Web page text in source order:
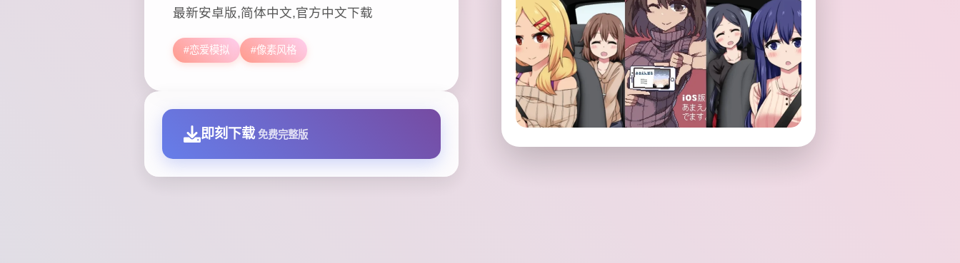
最新安卓版,简体中文,官方中文下载
#恋爱模拟 #像素风格
即刻下载 免费完整版